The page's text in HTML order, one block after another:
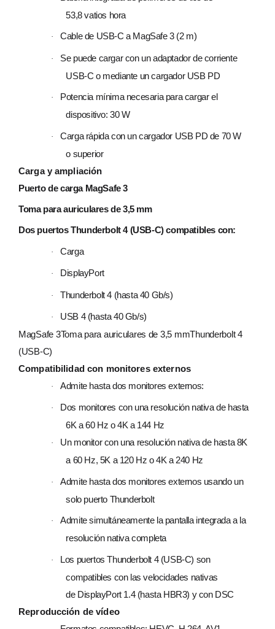
53,8 vatios hora
· Cable de USB‑C a MagSafe 3 (2 m)
·
Se puede cargar con un adaptador de corriente
USB‑C o mediante un cargador USB PD
·
Potencia mínima necesaria para cargar el
dispositivo: 30 W
·
Carga rápida con un cargador USB PD de 70 W
o superior
Carga y ampliación
Puerto de carga MagSafe 3
Toma para auriculares de 3,5 mm
Dos puertos Thunderbolt 4 (USB‑C) compatibles con:
· Carga
· DisplayPort
· Thunderbolt 4 (hasta 40 Gb/s)
·
USB 4 (hasta 40 Gb/s)
MagSafe 3Toma para auriculares de 3,5 mmThunderbolt 4
(USB-C)
Compati­bilidad con monitores externos
· Admite hasta dos monitores externos:
·
Dos monitores con una resolución nativa de hasta
6K a 60 Hz o 4K a 144 Hz
·
Un monitor con una resolución nativa de hasta 8K
a 60 Hz, 5K a 120 Hz o 4K a 240 Hz
·
Admite hasta dos monitores externos usando un
solo puerto Thunderbolt
·
Admite simultáneamente la pantalla integrada a la
resolución nativa completa
·
Los puertos Thunderbolt 4 (USB‑C) son
compatibles con las velocidades nativas
de DisplayPort 1.4 (hasta HBR3) y con DSC
Reproducción de vídeo